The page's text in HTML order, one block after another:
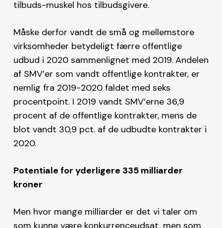
tilbuds-muskel hos tilbudsgivere.
Måske derfor vandt de små og mellemstore
virksomheder betydeligt færre offentlige
udbud i 2020 sammenlignet med 2019. Andelen
af SMV’er som vandt offentlige kontrakter, er
nemlig fra 2019-2020 faldet med seks
procentpoint. I 2019 vandt SMV’erne 36,9
procent af de offentlige kontrakter, mens de
blot vandt 30,9 pct. af de udbudte kontrakter i
2020.
Potentiale for yderligere 335 milliarder
kroner
Men hvor mange milliarder er det vi taler om
som kunne være konkurrenceudsat, men som